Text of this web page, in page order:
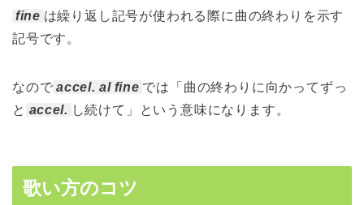
fine は繰り返し記号が使われる際に曲の終わりを示す
記号です。
なので accel. al fine では「曲の終わりに向かってずっ
と accel. し続けて」という意味になります。
歌い方のコツ